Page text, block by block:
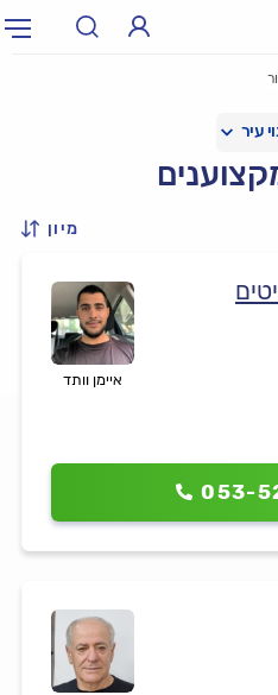
מיון
איימן וותד
053-